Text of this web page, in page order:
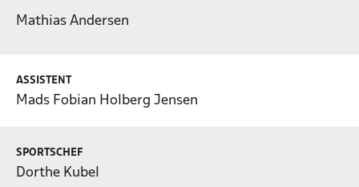
Mathias Andersen
ASSISTENT
Mads Fobian Holberg Jensen
SPORTSCHEF
Dorthe Kubel